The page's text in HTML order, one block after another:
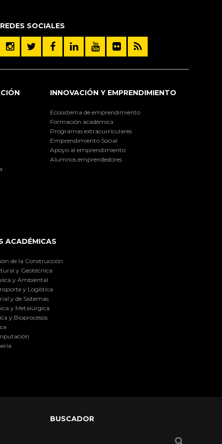
REDES SOCIALES
INNOVACIÓN Y EMPRENDIMIENTO
Ecosistema de emprendimiento
Formación académica
Programas extracurriculares
Emprendimiento Social
Apoyo al emprendimiento
Alumnos emprendedores
ACADÉMICAS
de la Construcción
y Geotécnica
y Ambiental
y Logística
y de Sistemas
y Metalúrgica
y Bioprocesos
BUSCADOR